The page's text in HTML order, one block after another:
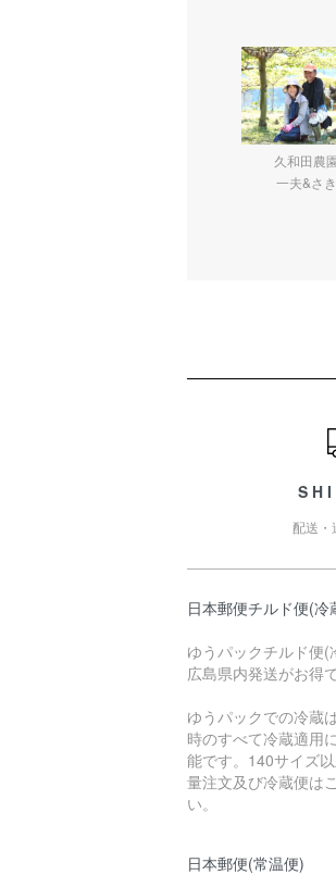
久和田農
一夫&さき
配送・
日本郵便チルド便(冷
ゆうパックチルド便(
広島県内発送がお得で
ゆうパックでの冷蔵
時のすべて冷蔵適用
能です。140サイズ
量注文及び冷蔵便は
い。
日本郵便(常温便)